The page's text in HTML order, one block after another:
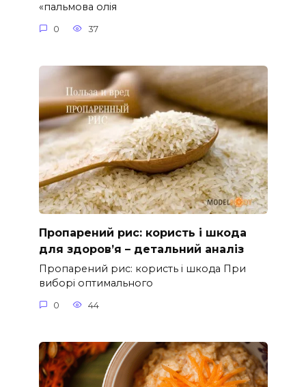
«пальмова олія
0 37
Пропарений рис: користь і шкода
для здоров’я – детальний аналіз
Пропарений рис: користь і шкода При
виборі оптимального
0 44